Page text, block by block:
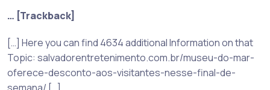
… [Trackback]
[…] Here you can find 4634 additional Information on that
Topic: salvadorentretenimento.com.br/museu-do-mar-
oferece-desconto-aos-visitantes-nesse-final-de-